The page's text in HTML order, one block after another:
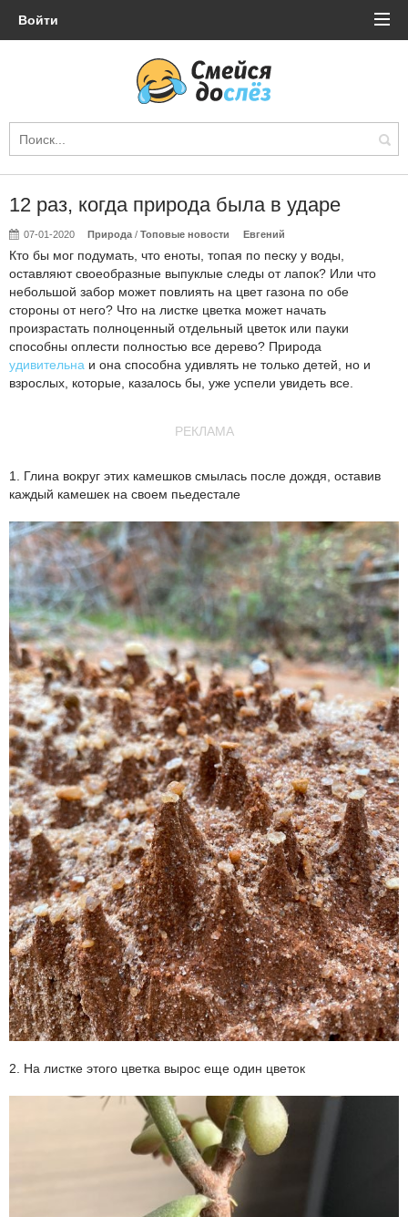
Войти
12 раз, когда природа была в ударе
07-01-2020 Природа /Топовые новости Евгений
Кто бы мог подумать, что еноты, топая по песку у воды,
оставляют своеобразные выпуклые следы от лапок? Или что
небольшой забор может повлиять на цвет газона по обе
стороны от него? Что на листке цветка может начать
произрастать полноценный отдельный цветок или пауки
способны оплести полностью все дерево? Природа
удивительна и она способна удивлять не только детей, но и
взрослых, которые, казалось бы, уже успели увидеть все.
РЕКЛАМА
1. Глина вокруг этих камешков смылась после дождя, оставив
каждый камешек на своем пьедестале
2. На листке этого цветка вырос еще один цветок